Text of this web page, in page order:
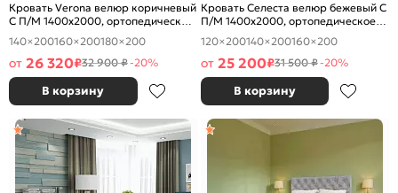
Кровать Verona велюр коричневый
С П/М 1400x2000, ортопедическое
основание, изголовье мягкое
140×200160×200180×200
от 26 320₽32 900 ₽-20%
В корзину
Кровать Селеста велюр бежевый С
П/М 1400x2000, ортопедическое
основание, изголовье мягкое
120×200140×200160×200
от 25 200₽31 500 ₽-20%
В корзину